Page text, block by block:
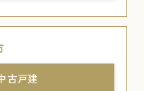
古戸建